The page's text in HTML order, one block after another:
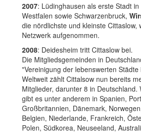
2007: Lüdinghausen als erste Stadt
Westfalen sowie Schwarzenbruck,
die nördlichste und kleinste Cittaslow,
Netzwerk aufgenommen.
2008: Deidesheim tritt Cittaslow bei.
Die Mitgliedsgemeinden in
"Vereinigung der lebenswerten Städte
Weltweit zählt Cittalsow nun bereits
Mitglieder, darunter 8 in Deutschland.
gibt es unter anderem in Spanien,
Großbritannien, Dänemark,
Belgien, Niederlande, Frankreich,
Polen, Südkorea, Neuseeland,